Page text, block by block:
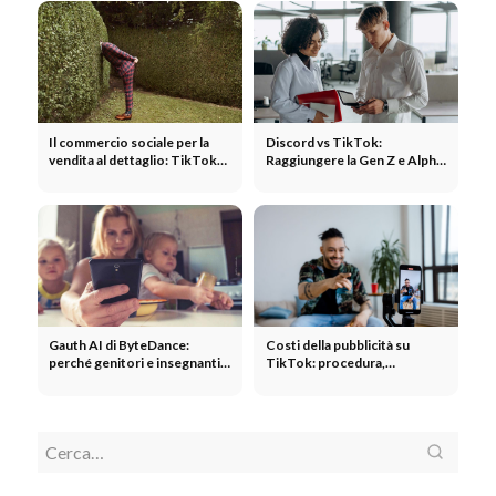
musicale
Il commercio sociale per la
vendita al dettaglio: TikTok
Discord vs TikTok:
Raggiungere la Gen Z e Alpha!
Gauth AI di ByteDance:
perché genitori e insegnanti
Costi della pubblicità su
TikTok: procedura,